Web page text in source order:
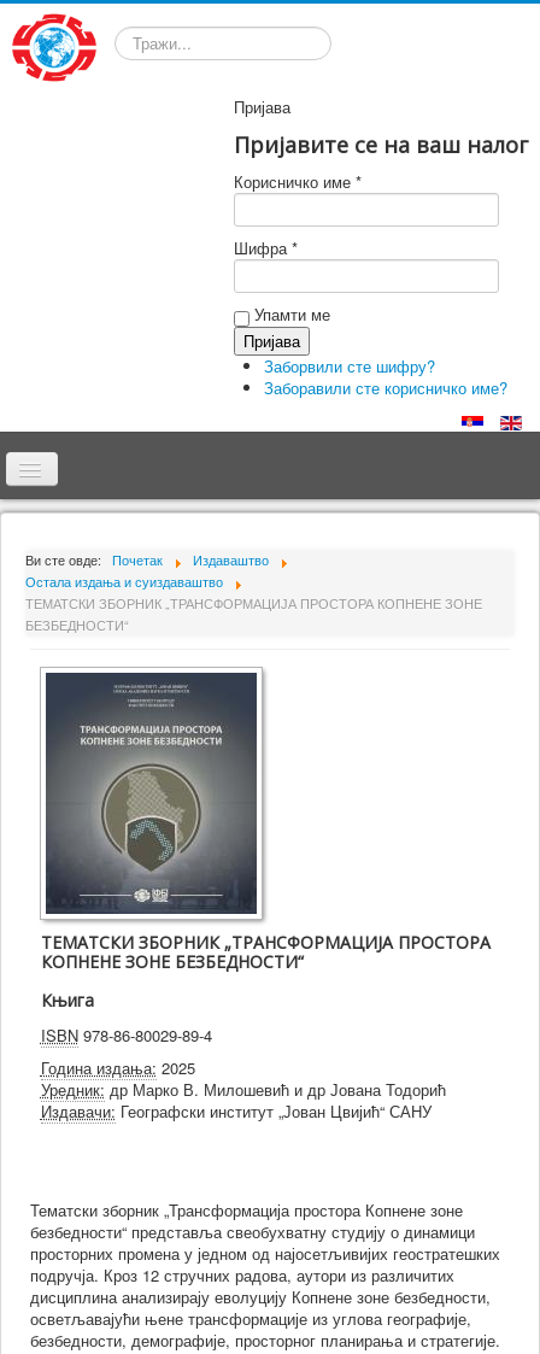
Пријава
Пријавите се на ваш налог
Корисничко име *
Шифра *
Упамти ме
Заборвили сте шифру?
Заборавили сте корисничко име?
Почетна
О Институту
Сарадници
Пројекти
Издаваштво
Активности
Библиотека
Ви сте овде: Почетак
Издаваштво
Остала издања и суиздаваштво
ТЕМАТСКИ ЗБОРНИК „ТРАНСФОРМАЦИЈА ПРОСТОРА КОПНЕНЕ ЗОНЕ
БЕЗБЕДНОСТИ“
ТЕМАТСКИ ЗБОРНИК „ТРАНСФОРМАЦИЈА ПРОСТОРА
КОПНЕНЕ ЗОНЕ БЕЗБЕДНОСТИ“
Књига
ISBN978-86-80029-89-4
Година издања: 2025
Уредник: др Марко В. Милошевић и др Јована Тодорић
Издавачи: Географски институт „Јован Цвијић“ САНУ
Тематски зборник „Трансформација простора Копнене зоне
безбедности“ представља свеобухватну студију о динамици
просторних промена у једном од најосетљивијих геостратешких
подручја. Кроз 12 стручних радова, аутори из различитих
дисциплина анализирају еволуцију Копнене зоне безбедности,
осветљавајући њене трансформације из углова географије,
безбедности, демографије, просторног планирања и стратегије.